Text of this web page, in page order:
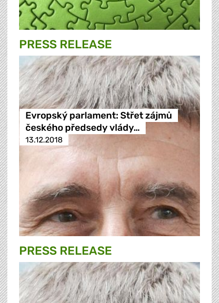
PRESS RELEASE
Evropský parlament: Střet zájmů
českého předsedy vlády…
13.12.2018
PRESS RELEASE